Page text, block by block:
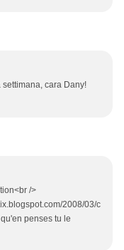
cara Dany!
/>
2008/03/c
penses tu le